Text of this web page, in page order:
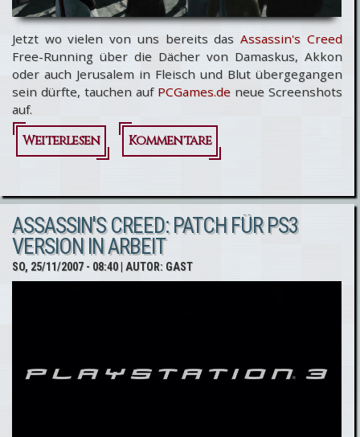
Jetzt wo vielen von uns bereits dasAssassin's Creed
Free-Running über die Dächer von Damaskus, Akkon
oder auch Jerusalem in Fleisch und Blut übergegangen
sein dürfte, tauchen auf PCGames.deneue Screenshots
auf.
Weiterlesen
über
Creed: Neue
Screenshots
erschienen
Kommentare
ASSASSIN'S CREED: PATCH FÜR PS3
VERSION IN ARBEIT
SO, 25/11/2007 - 08:40| AUTOR: GAST